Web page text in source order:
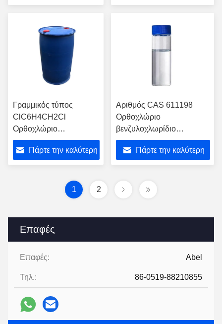
Επαφές
Επαφές: Abel
Τηλ.: 86-0519-88210855
ClC6H4CH2Cl Ειδικό
Γραμμικός τύπος
ClC6H4CH2Cl
Ορθοχλώριο
Βενζιλοχλωρίδιο CAS
αριθμός 611198 ΕΚ
αριθμός 2102588
Πάρτε την καλύτερη
Αριθμός CAS 611198
Ορθοχλώριο
βενζυλοχλωρίδιο
C7H5Cl2O Μοριακό
βάρος 16103 Gmol Ειδική
χημική ουσία για οργανική
Πάρτε την καλύτερη
1 2